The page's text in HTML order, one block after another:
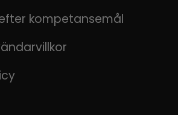
kompetansemål